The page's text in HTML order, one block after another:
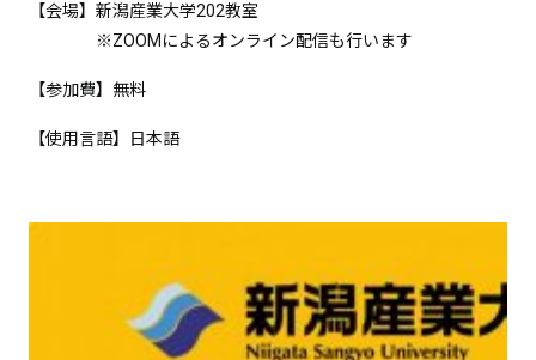
【会場】新潟産業大学202教室
※ZOOM によるオンライン配信も行います
【参加費】無料
【使用言語】日本語